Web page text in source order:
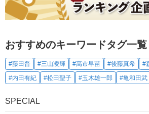
おすすめのキーワードタグ一覧
#藤田晋 #三山凌輝 #高市早苗 #後藤真希 #
#内田有紀
#松田聖子 #玉木雄一郎 #亀和田武
SPECIAL